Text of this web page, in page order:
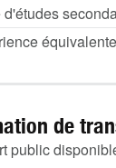
d'études
équivalente
de
public